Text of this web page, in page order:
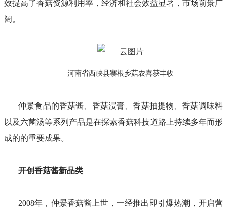
效提高了香菇资源利用率，经济和社会效益显著，市场前景广
阔。
河南省西峡县寨根乡菇农喜获丰收
仲景食品的香菇酱、香菇浸膏、香菇抽提物、香菇调味料
以及六菌汤等系列产品是在探索香菇科技道路上持续多年而形
成的的重要成果。
开创香菇酱新品类
2008年，仲景香菇酱上世，一经推出即引爆热潮，开启营